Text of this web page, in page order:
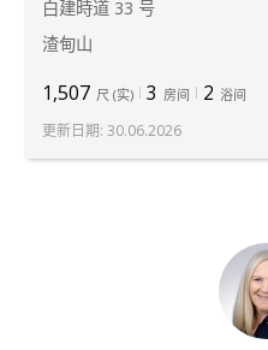
白建時道 33 号
渣甸山
1,507 尺 (实) 3 房间 2 浴间
更新日期: 30.06.2026